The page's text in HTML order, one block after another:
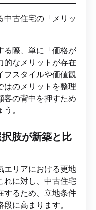
る際、単に「価格が
的なメリットが存在
フスタイルや価値観
はのメリットを整理
客の背中を押すため
。
肢が新築と比
エリアにおける更地
れに対し、中古住宅
するため、立地条件
に高まります。